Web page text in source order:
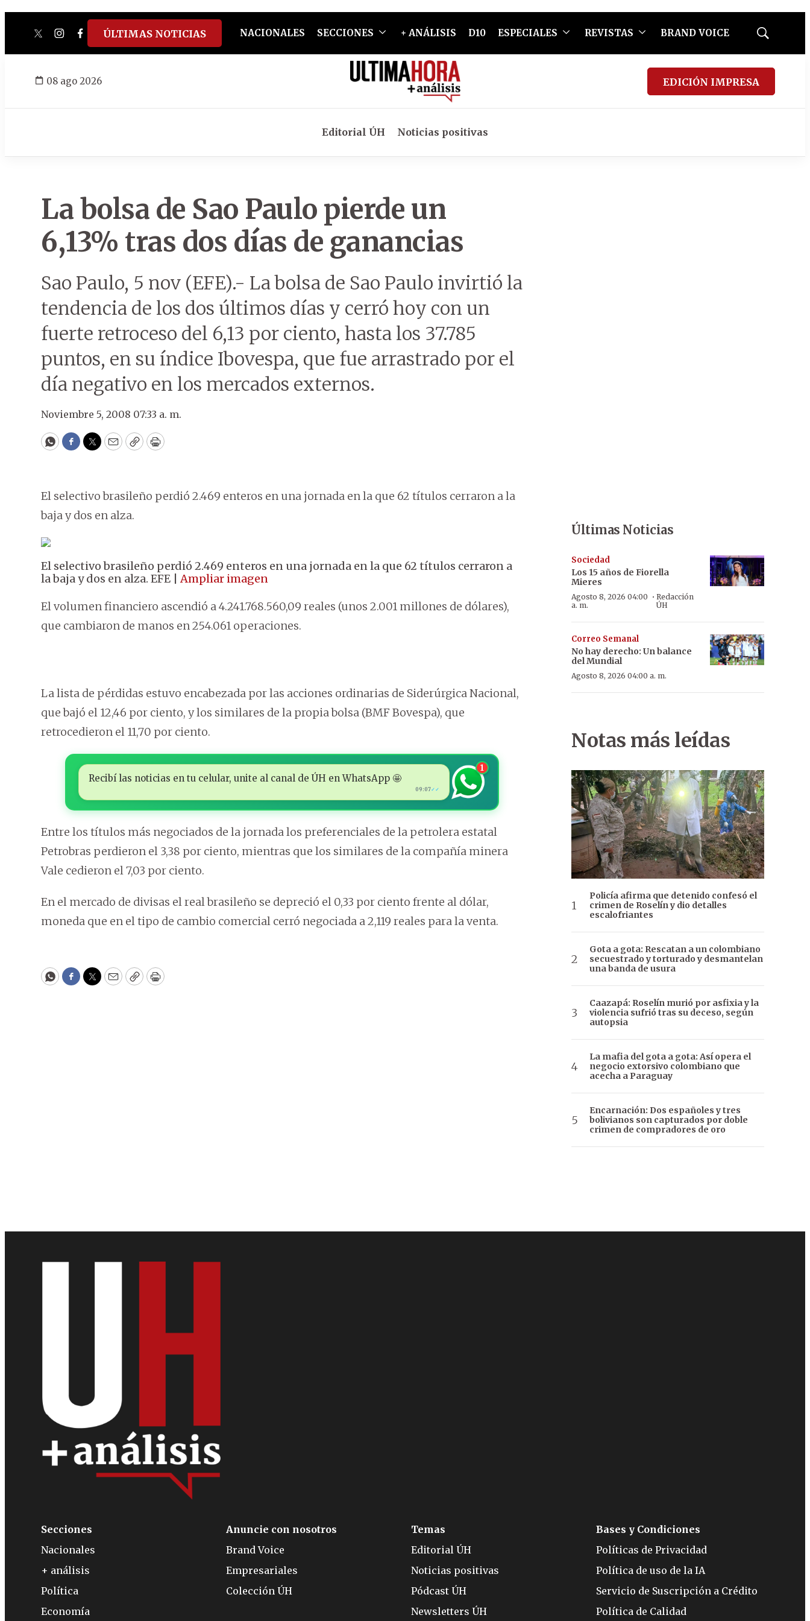
twitterinstagram
facebook
tiktokyoutube
spotify
ÚLTIMAS NOTICIAS NACIONALES SECCIONES + ANÁLISIS D10 ESPECIALES REVISTAS BRAND VOICE
Mostrar
08 ago 2026 EDICIÓN IMPRESA
Editorial ÚH Noticias positivas
La bolsa de Sao Paulo pierde un
6,13% tras dos días de ganancias
Sao Paulo, 5 nov (EFE).- La bolsa de Sao Paulo invirtió la
tendencia de los dos últimos días y cerró hoy con un
fuerte retroceso del 6,13 por ciento, hasta los 37.785
puntos, en su índice Ibovespa, que fue arrastrado por el
día negativo en los mercados externos.
Noviembre 5, 2008 07:33 a. m.
WhatsApp
Facebook
Twitter
EmailCopyPrint
El selectivo brasileño perdió 2.469 enteros en una jornada en la que 62 títulos cerraron a la
baja y dos en alza.
El selectivo brasileño perdió 2.469 enteros en una jornada en la que 62 títulos cerraron a
la baja y dos en alza. EFE |Ampliar imagen
El volumen financiero ascendió a 4.241.768.560,09 reales (unos 2.001 millones de dólares),
que cambiaron de manos en 254.061 operaciones.
La lista de pérdidas estuvo encabezada por las acciones ordinarias de Siderúrgica Nacional,
que bajó el 12,46 por ciento, y los similares de la propia bolsa (BMF Bovespa), que
retrocedieron el 11,70 por ciento.
Recibí las noticias en tu celular, unite al canal de ÚH en WhatsApp 🤩
09:07✓✓
1
Entre los títulos más negociados de la jornada los preferenciales de la petrolera estatal
Petrobras perdieron el 3,38 por ciento, mientras que los similares de la compañía minera
Vale cedieron el 7,03 por ciento.
En el mercado de divisas el real brasileño se depreció el 0,33 por ciento frente al dólar,
moneda que en el tipo de cambio comercial cerró negociada a 2,119 reales para la venta.
WhatsApp
Facebook
Twitter
EmailCopyPrint
Últimas Noticias
Sociedad
Los 15 años de Fiorella
Mieres
Agosto 8, 2026 04:00
a. m.
· Redacción
ÚH
Correo Semanal
No hay derecho: Un balance
del Mundial
Agosto 8, 2026 04:00 a. m.
Notas más leídas
Policía afirma que detenido confesó el
crimen de Roselín y dio detalles
escalofriantes
Gota a gota: Rescatan a un colombiano
secuestrado y torturado y desmantelan
una banda de usura
Caazapá: Roselín murió por asfixia y la
violencia sufrió tras su deceso, según
autopsia
La mafia del gota a gota: Así opera el
negocio extorsivo colombiano que
acecha a Paraguay
Encarnación: Dos españoles y tres
bolivianos son capturados por doble
crimen de compradores de oro
Secciones
Nacionales
+ análisis
Política
Economía
Anuncie con nosotros
Brand Voice
Empresariales
Colección ÚH
Temas
Editorial ÚH
Noticias positivas
Pódcast ÚH
Newsletters ÚH
Bases y Condiciones
Políticas de Privacidad
Política de uso de la IA
Servicio de Suscripción a Crédito
Política de Calidad